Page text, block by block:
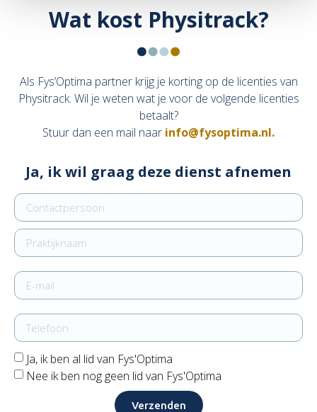
Wat kost Physitrack?
Als Fys’Optima partner krijg je korting op de licenties van
Physitrack. Wil je weten wat je voor de volgende licenties
betaalt?
Stuur dan een mail naar info@fysoptima.nl.
Ja, ik wil graag deze dienst afnemen
Ja, ik ben al lid van Fys'Optima
Nee ik ben nog geen lid van Fys'Optima
Verzenden